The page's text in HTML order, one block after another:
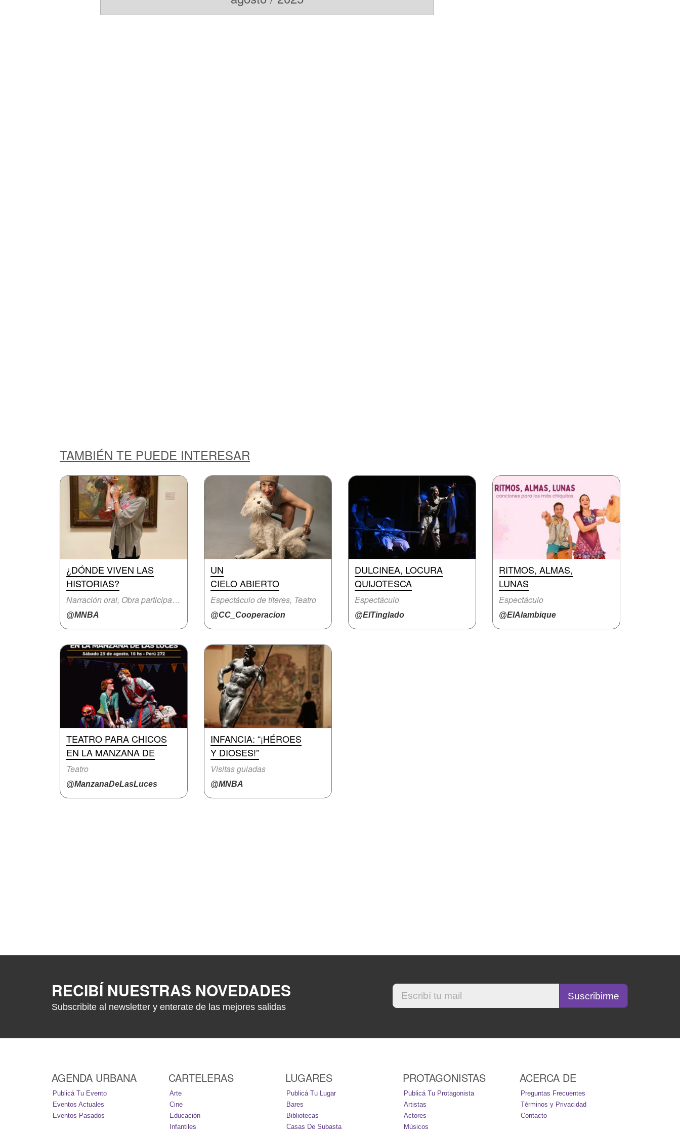
TAMBIÉN TE PUEDE INTERESAR
¿DÓNDE VIVEN LAS
HISTORIAS?
Narración oral, Obra participativa
@MNBA
UN
CIELO ABIERTO
Espectáculo de títeres, Teatro
@CC_Cooperacion
DULCINEA, LOCURA
QUIJOTESCA
Espectáculo
@ElTinglado
RITMOS, ALMAS,
LUNAS
Espectáculo
@ElAlambique
TEATRO PARA CHICOS
EN LA MANZANA DE
Teatro
@ManzanaDeLasLuces
INFANCIA: “¡HÉROES
Y DIOSES!”
Visitas guiadas
@MNBA
RECIBÍ NUESTRAS NOVEDADES
Subscribite al newsletter y enterate de las mejores salidas
AGENDA URBANA
Publicá Tu Evento
Eventos Actuales
Eventos Pasados
CARTELERAS
Arte
Cine
Educación
Infantiles
LUGARES
Publicá Tu Lugar
Bares
Bibliotecas
Casas De Subasta
PROTAGONISTAS
Publicá Tu Protagonista
Artistas
Actores
Músicos
ACERCA DE
Preguntas Frecuentes
Términos y Privacidad
Contacto